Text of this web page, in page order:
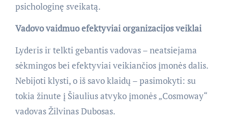
psichologinę sveikatą.
Vadovo vaidmuo efektyviai organizacijos veiklai
Lyderis ir telkti gebantis vadovas – neatsiejama
sėkmingos bei efektyviai veikiančios įmonės dalis.
Nebijoti klysti, o iš savo klaidų – pasimokyti: su
tokia žinute į Šiaulius atvyko įmonės „Cosmoway“
vadovas Žilvinas Dubosas.